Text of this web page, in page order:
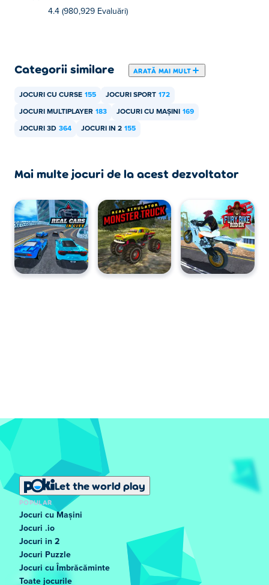
4.4 (980,929 Evaluări)
Categorii similare ARATĂ MAI MULT
JOCURI CU CURSE 155 JOCURI SPORT 172
JOCURI MULTIPLAYER 183 JOCURI CU MAȘINI 169
JOCURI 3D 364 JOCURI IN 2 155
Mai multe jocuri de la acest dezvoltator
Let the world play
POPULAR
Jocuri cu Mașini
Jocuri .io
Jocuri in 2
Jocuri Puzzle
Jocuri cu Îmbrăcăminte
Toate jocurile